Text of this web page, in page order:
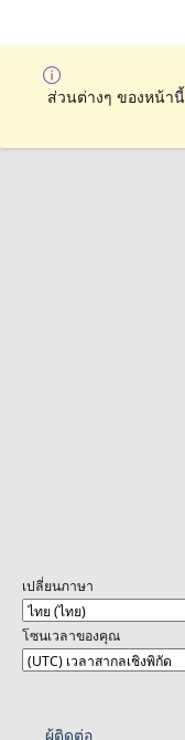
ส่วนต่างๆ ของหน้า
เปลี่ยนภาษา
โซนเวลาของคุณ
ผู้ติดต่อ